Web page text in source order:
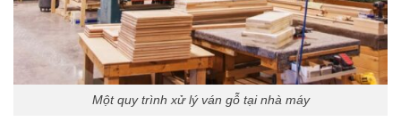
Một quy trình xử lý ván gỗ tại nhà máy